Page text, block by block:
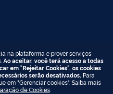
na plataforma e prover serviços
Ao aceitar, você terá acesso a todas
em "Rejeitar Cookies", os cookies
serão desativados. Para
em "Gerenciar cookies". Saiba mais
de Cookies.